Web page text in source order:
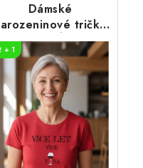
Dámské
tričko
Více VÍNA
+ 1